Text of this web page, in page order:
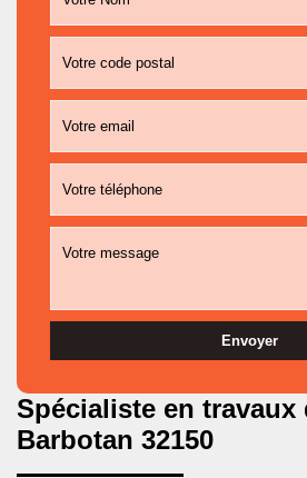
Spécialiste en travaux
Barbotan 32150